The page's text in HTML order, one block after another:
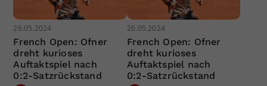
26.05.2024
French Open: Ofner
dreht kurioses
Auftaktspiel nach
0:2-Satzrückstand
26.05.2024
French Open: Ofner
dreht kurioses
Auftaktspiel nach
0:2-Satzrückstand